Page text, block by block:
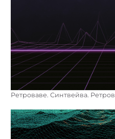
Ретроваве. Синтвейва.